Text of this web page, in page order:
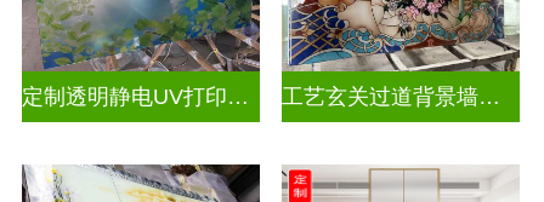
定制透明静电UV打印加工 工艺玄关过道背景墙画uv打印玻璃